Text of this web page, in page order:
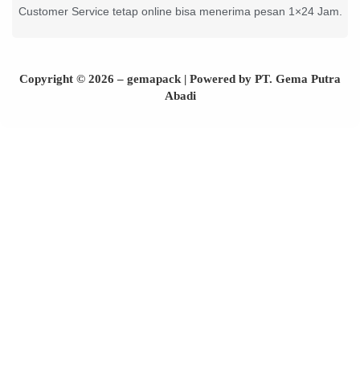
Customer Service tetap online bisa menerima pesan 1×24 Jam.
Copyright © 2026 – gemapack | Powered by PT. Gema Putra
Abadi